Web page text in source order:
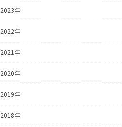
2023年
2022年
2021年
2020年
2019年
2018年